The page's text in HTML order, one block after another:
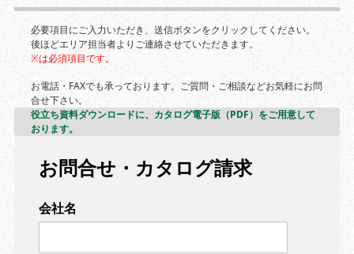
必要項目にご入力いただき、送信ボタンをクリックしてください。
後ほどエリア担当者よりご連絡させていただきます。
※は必須項目です。
お電話・FAXでも承っております。ご質問・ご相談などお気軽にお問
合せ下さい。
役立ち資料ダウンロードに、カタログ電子版（PDF）をご用意して
おります。
お問合せ・カタログ請求
会社名